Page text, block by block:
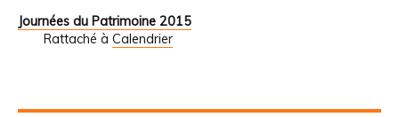
Journées du Patrimoine 2015
Rattaché à Calendrier